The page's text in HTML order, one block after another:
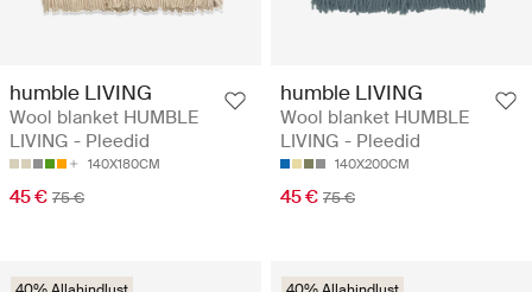
humble LIVING
Wool blanket HUMBLE
LIVING - Pleedid
140X180CM
45 € 75 €
humble LIVING
Wool blanket HUMBLE
LIVING - Pleedid
140X200CM
45 € 75 €